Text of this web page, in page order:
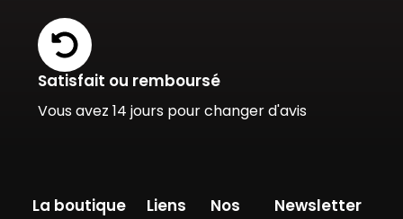
Satisfait ou remboursé
Vous avez 14 jours pour changer d'avis
La boutique Liens
Nos
Newsletter